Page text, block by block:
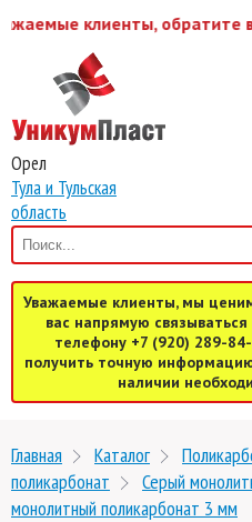
клиенты, обратите
Орел
Тула и Тульская
область
Уважаемые клиенты, мы
вас напрямую
телефону +7 (920) 289-
получить точную
наличии
Главная Каталог
поликарбонат
Серый
монолитный поликарбонат 3 мм